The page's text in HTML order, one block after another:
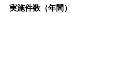
実施件数（年間）